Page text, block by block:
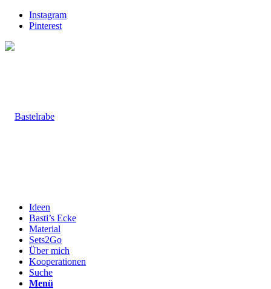
Instagram
Pinterest
Ideen
Basti’s Ecke
Material
Sets2Go
Über mich
Kooperationen
Suche
Menü